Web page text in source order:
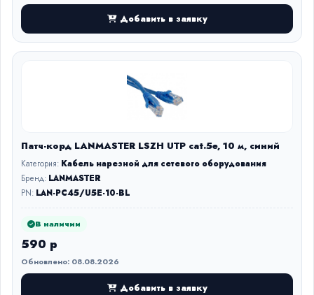
Добавить в заявку
Патч-корд LANMASTER LSZH UTP cat.5e, 10 м, синий
Категория: Кабель нарезной для сетевого оборудования
Бренд: LANMASTER
PN: LAN-PC45/U5E-10-BL
В наличии
590 р
Обновлено: 08.08.2026
Добавить в заявку